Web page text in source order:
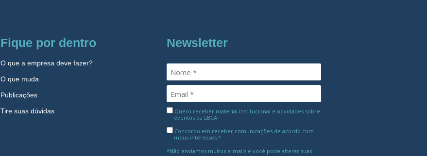
Fique por dentro
O que a empresa deve fazer?
O que muda
Publicações
Tire suas dúvidas
Newsletter
Quero receber material institucional e novidades sobre
eventos da LBCA
Concordo em receber comunicações de acordo com
meus interesses.*
*Não enviamos muitos e-mails e você pode alterar suas